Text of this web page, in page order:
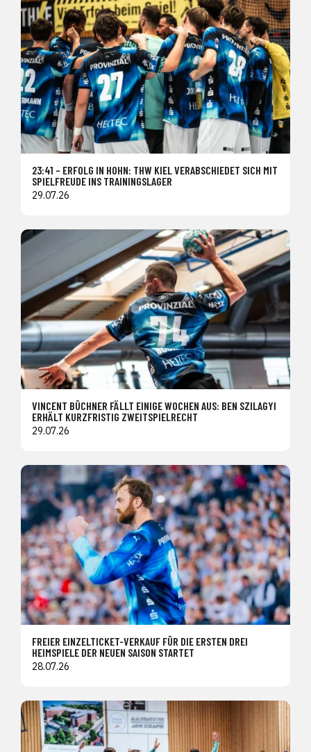
23:41 – ERFOLG IN HOHN: THW KIEL VERABSCHIEDET SICH MIT
SPIELFREUDE INS TRAININGSLAGER
29.07.26
VINCENT BÜCHNER FÄLLT EINIGE WOCHEN AUS: BEN SZILAGYI
ERHÄLT KURZFRISTIG ZWEITSPIELRECHT
29.07.26
FREIER EINZELTICKET-VERKAUF FÜR DIE ERSTEN DREI
HEIMSPIELE DER NEUEN SAISON STARTET
28.07.26